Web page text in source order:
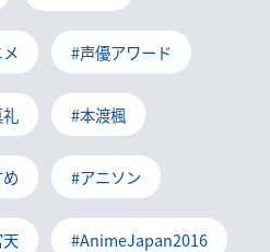
#声優アワード
#本渡楓
#アニソン
#AnimeJapan2016